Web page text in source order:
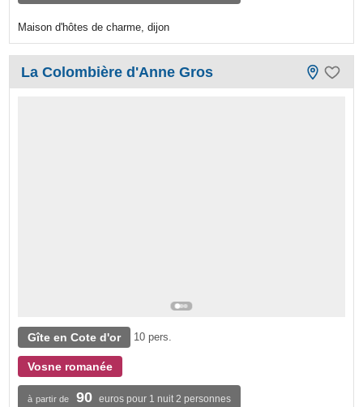
Maison d'hôtes de charme, dijon
La Colombière d'Anne Gros
Gîte en Cote d'or 10 pers.
Vosne romanée
à partir de 90 euros pour 1 nuit 2 personnes